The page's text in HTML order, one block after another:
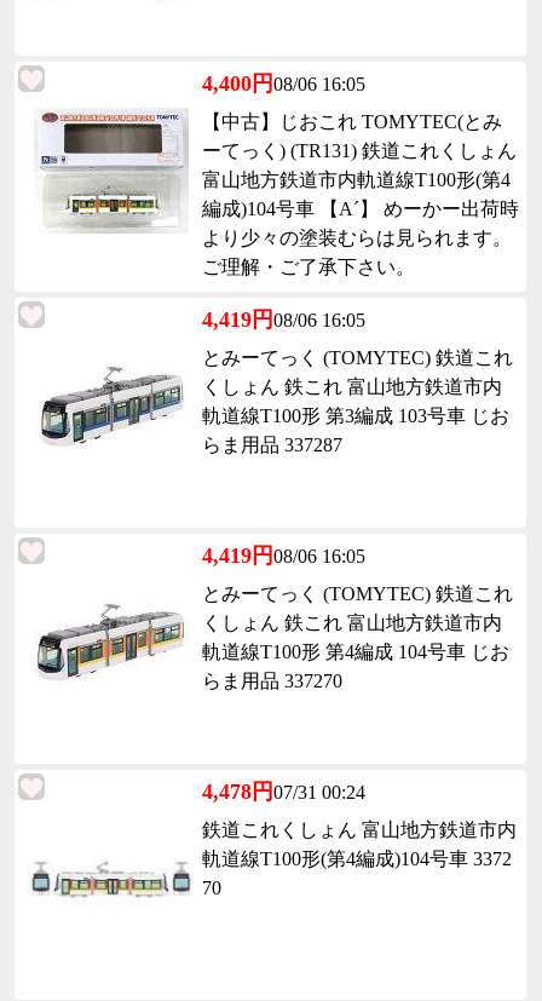
4,400円08/06 16:05
【中古】じおこれ TOMYTEC(とみ
ーてっく) (TR131) 鉄道これくしょん
富山地方鉄道市内軌道線T100形(第4
編成)104号車 【A´】 めーかー出荷時
より少々の塗装むらは見られます。
ご理解・ご了承下さい。
4,419円08/06 16:05
とみーてっく (TOMYTEC) 鉄道これ
くしょん 鉄これ 富山地方鉄道市内
軌道線T100形 第3編成 103号車 じお
らま用品 337287
4,419円08/06 16:05
とみーてっく (TOMYTEC) 鉄道これ
くしょん 鉄これ 富山地方鉄道市内
軌道線T100形 第4編成 104号車 じお
らま用品 337270
4,478円07/31 00:24
鉄道これくしょん 富山地方鉄道市内
軌道線T100形(第4編成)104号車 3372
70